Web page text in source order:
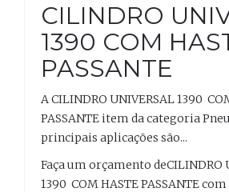
CILINDRO
1390 COM
PASSANTE
A CILINDRO UNIVERSAL 1390
PASSANTE item da categoria
principais aplicações são...
Faça um orçamento deCILINDRO
1390 COM HASTE PASSANTE